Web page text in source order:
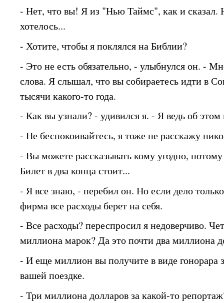
- Нет, что вы! Я из "Нью Таймс", как и сказал.
хотелось...
- Хотите, чтобы я поклялся на Библии?
- Это не есть обязательно, - улыбнулся он. -
слова. Я слышал, что вы собираетесь идти в
тысячи какого-то года.
- Как вы узнали? - удивился я. - Я ведь об
- Не беспокоивайтесь, я тоже не расскажу
- Вы можете рассказывать кому угодно,
Билет в два конца стоит...
- Я все знаю, - перебил он. Но если дело
фирма все расходы берет на себя.
- Все расходы? переспросил я недоверчиво.
миллиона марок? Да это почти два миллиона
- И еще миллион вы получите в виде гонорара
вашей поездке.
- Три миллиона долларов за какой-то